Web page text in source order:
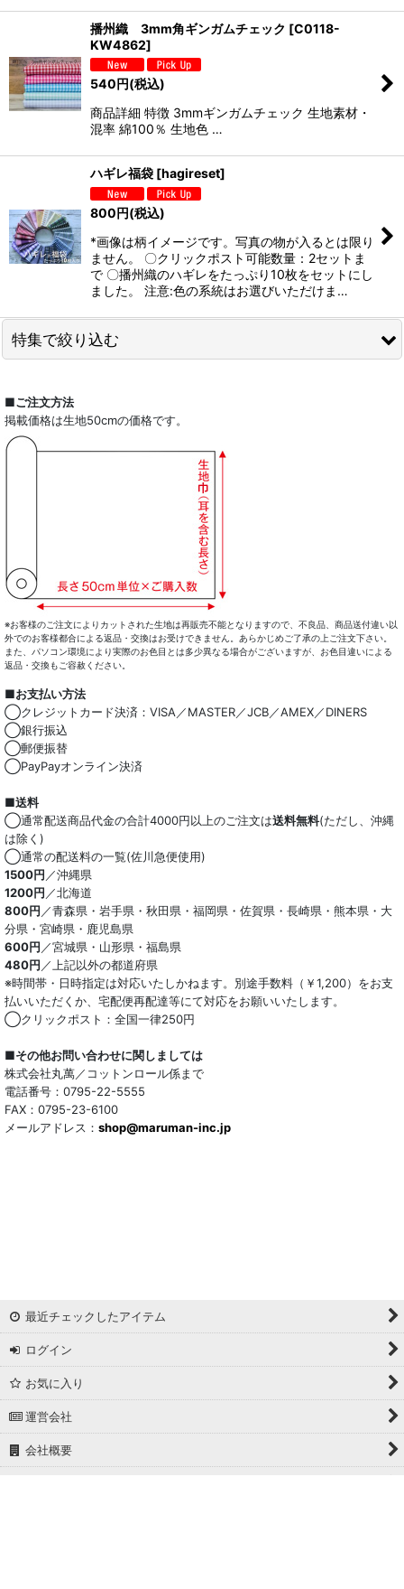
播州織 3mm角ギンガムチェック [C0118-
KW4862]
540円(税込)
商品詳細 特徴 3mmギンガムチェック 生地素材・
混率 綿100％ 生地色 …
ハギレ福袋 [hagireset]
800円(税込)
*画像は柄イメージです。写真の物が入るとは限り
ません。 〇クリックポスト可能数量：2セットま
で 〇播州織のハギレをたっぷり10枚をセットにし
ました。 注意:色の系統はお選びいただけま…
特集で絞り込む
ドレスシャツ
コート・ボトム・バッグ
マスク
小物類
綿100％
麻混
ストレッチ
オーガニック
和紙混生地
ポリエステル混
テンセル混
キュプラ/レーヨン混
シルク混
ウール混
トリアセテート混
サッカー/クレープ
マドラスチェック
ドビー
撥水加工
起毛生地
■ご注文方法
掲載価格は生地50cmの価格です。
※お客様のご注文によりカットされた生地は再販売不能となりますので、不良品、商品送付違い以
外でのお客様都合による返品・交換はお受けできません。あらかじめご了承の上ご注文下さい。
また、パソコン環境により実際のお色目とは多少異なる場合がございますが、お色目違いによる
返品・交換もご容赦ください。
■お支払い方法
◯クレジットカード決済：VISA／MASTER／JCB／AMEX／DINERS
◯銀行振込
◯郵便振替
◯PayPayオンライン決済
■送料
◯通常配送商品代金の合計4000円以上のご注文は送料無料(ただし、沖縄
は除く)
◯通常の配送料の一覧(佐川急便使用)
1500円 ／沖縄県
1200円 ／北海道
800円 ／青森県・岩手県・秋田県・福岡県・佐賀県・長崎県・熊本県・大
分県・宮崎県・鹿児島県
600円 ／宮城県・山形県・福島県
480円 ／上記以外の都道府県
※時間帯・日時指定は対応いたしかねます。別途手数料（￥1,200）をお支
払いいただくか、宅配便再配達等にて対応をお願いいたします。
◯クリックポスト：全国一律250円
■その他お問い合わせに関しましては
株式会社丸萬／コットンロール係まで
電話番号：0795-22-5555
FAX：0795-23-6100
メールアドレス： shop@maruman-inc.jp
最近チェックしたアイテム
ログイン
お気に入り
運営会社
会社概要